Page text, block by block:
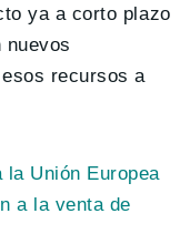
ya a corto plazo
recursos a
Unión Europea
a la venta de